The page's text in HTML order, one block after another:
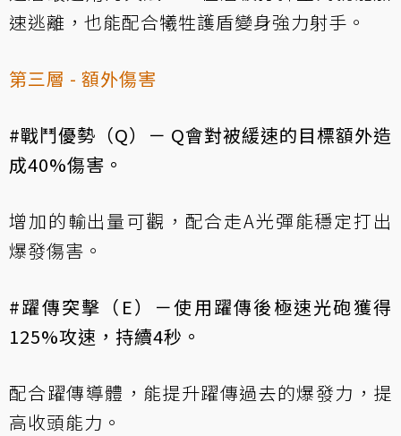
速逃離，也能配合犧牲護盾變身強力射手。
第三層 - 額外傷害
#戰鬥優勢（Q）－ Q會對被緩速的目標額外造
成40%傷害。
增加的輸出量可觀，配合走A光彈能穩定打出
爆發傷害。
#躍傳突擊（E）－使用躍傳後極速光砲獲得
125%攻速，持續4秒。
配合躍傳導體，能提升躍傳過去的爆發力，提
高收頭能力。